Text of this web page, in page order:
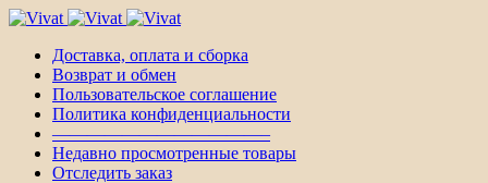
Доставка, оплата и сборка
Возврат и обмен
Пользовательское соглашение
Политика конфиденциальности
————————————–
Недавно просмотренные товары
Отследить заказ